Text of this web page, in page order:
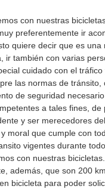
con nuestras
preferentemente ir
quiere decir que es una
ir también con varias
cuidado con el tráfico
las normas de tránsito,
de seguridad
a tales fines, de
y ser merecedores
moral que cumple con
vigentes durante
con nuestras
además, que son 200
bicicleta para poder